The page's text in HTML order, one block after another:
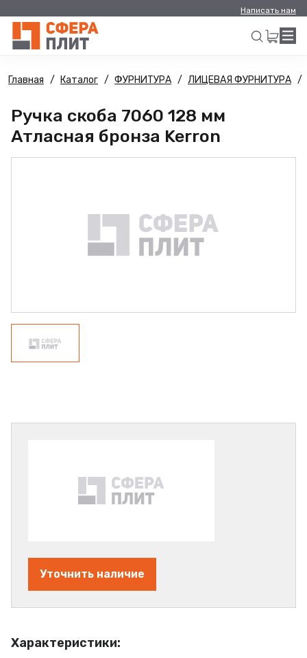
Написать нам
Искать
Главная Каталог ФУРНИТУРА ЛИЦЕВАЯ ФУРНИТУРА
Ручка скоба 7060 128 мм
Атласная бронза Kerron
Характеристики:
Уточнить наличие